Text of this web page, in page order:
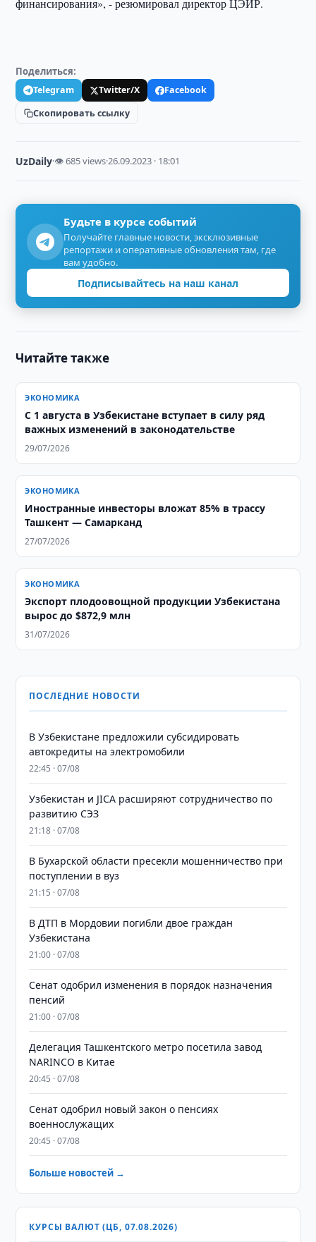
финансирования», - резюмировал директор ЦЭИР.
Поделиться:
Telegram Twitter/X
Facebook
Скопировать ссылку
UzDaily·👁 685 views·26.09.2023 · 18:01
Будьте в курсе событий
Получайте главные новости, эксклюзивные
репортажи и оперативные обновления там, где
вам удобно.
Подписывайтесь на наш канал
Читайте также
ЭКОНОМИКА
С 1 августа в Узбекистане вступает в силу ряд
важных изменений в законодательстве
29/07/2026
ЭКОНОМИКА
Иностранные инвесторы вложат 85% в трассу
Ташкент — Самарканд
27/07/2026
ЭКОНОМИКА
Экспорт плодоовощной продукции Узбекистана
вырос до $872,9 млн
31/07/2026
ПОСЛЕДНИЕ НОВОСТИ
В Узбекистане предложили субсидировать
автокредиты на электромобили
22:45 · 07/08
Узбекистан и JICA расширяют сотрудничество по
развитию СЭЗ
21:18 · 07/08
В Бухарской области пресекли мошенничество при
поступлении в вуз
21:15 · 07/08
В ДТП в Мордовии погибли двое граждан
Узбекистана
21:00 · 07/08
Сенат одобрил изменения в порядок назначения
пенсий
21:00 · 07/08
Делегация Ташкентского метро посетила завод
NARINCO в Китае
20:45 · 07/08
Сенат одобрил новый закон о пенсиях
военнослужащих
20:45 · 07/08
Больше новостей →
КУРСЫ ВАЛЮТ (ЦБ, 07.08.2026)